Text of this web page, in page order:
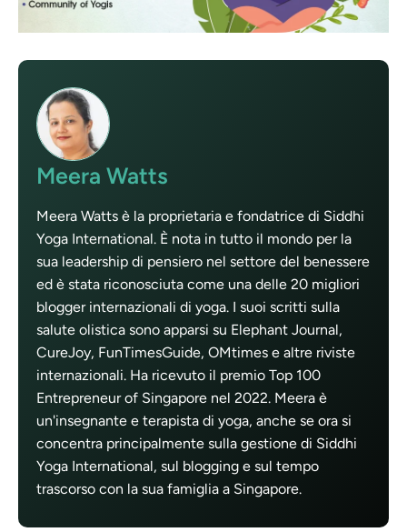
Meera Watts
Meera Watts è la proprietaria e fondatrice di Siddhi
Yoga International. È nota in tutto il mondo per la
sua leadership di pensiero nel settore del benessere
ed è stata riconosciuta come una delle 20 migliori
blogger internazionali di yoga. I suoi scritti sulla
salute olistica sono apparsi su Elephant Journal,
CureJoy, FunTimesGuide, OMtimes e altre riviste
internazionali. Ha ricevuto il premio Top 100
Entrepreneur of Singapore nel 2022. Meera è
un'insegnante e terapista di yoga, anche se ora si
concentra principalmente sulla gestione di Siddhi
Yoga International, sul blogging e sul tempo
trascorso con la sua famiglia a Singapore.